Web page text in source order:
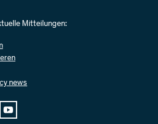
und Förderbeiträgen:
Mitteilungen:
news